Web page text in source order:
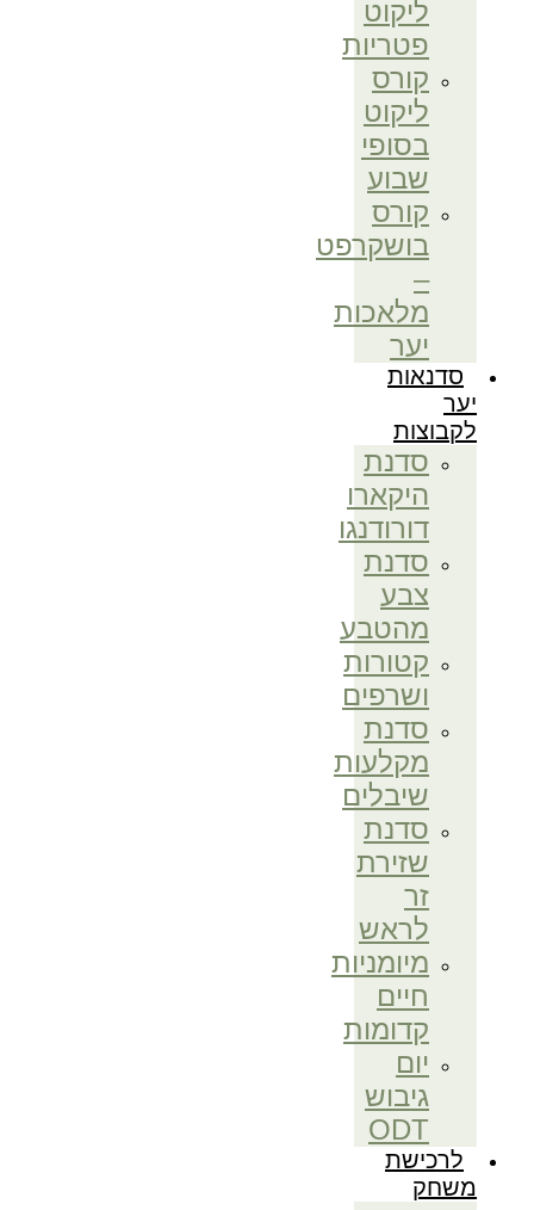
ליקוט
פטריות
קורס
ליקוט
בסופי
שבוע
קורס
בושקרפט
–
מלאכות
יער
סדנאות
יער
לקבוצות
סדנת
היקארו
דורודנגו
סדנת
צבע
מהטבע
קטורות
ושרפים
סדנת
מקלעות
שיבלים
סדנת
שזירת
זר
לראש
מיומניות
חיים
קדומות
יום
גיבוש
ODT
לרכישת
משחק